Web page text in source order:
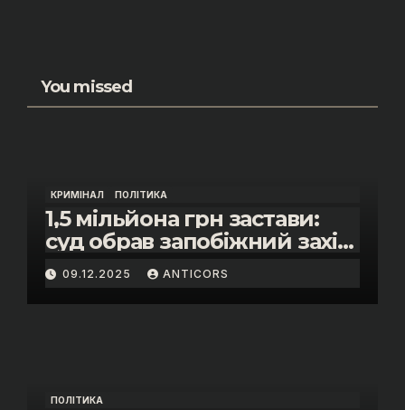
You missed
КРИМІНАЛ ПОЛІТИКА
1,5 мільйона грн застави:
суд обрав запобіжний захід
помічнику нардепки Анни
Скороход у справі про
«санкційний підкуп»
09.12.2025 ANTICORS
ПОЛІТИКА